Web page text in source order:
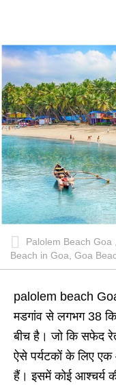
Palolem Beach
Beach in Goa, Goa
palolem beach Goa
मडगांव से लगभग 38
बीच है। जो कि सफेद
ऐसे पर्यटकों के लिए
हैं। इसमें कोई आश्चर्य